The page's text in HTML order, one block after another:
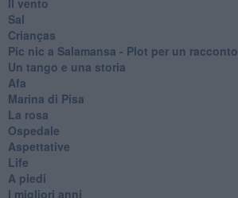
Sal
Crianças
Pic nic a Salamansa - Plot per un racconto
Un tango e una storia
Afa
Marina di Pisa
La rosa
Ospedale
Aspettative
Life
A piedi
I migliori anni